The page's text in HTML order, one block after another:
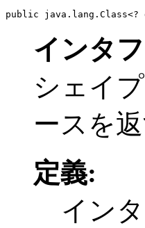
public java.lang.Class<?
インタ
シェイ
ースを返
定義:
イン